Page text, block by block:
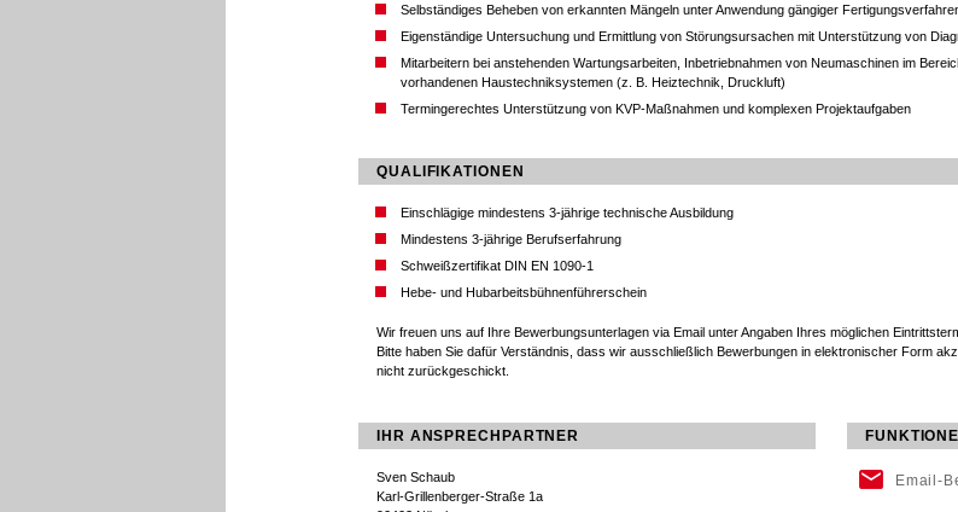
Selbständiges Beheben von erkannten Mängeln unter Anwendung gängiger
Eigenständige Untersuchung und Ermittlung von Störungsursachen mit Unterstützung von
Mitarbeitern bei anstehenden Wartungsarbeiten, Inbetriebnahmen von Neumaschinen im
vorhandenen Haustechniksystemen (z. B. Heiztechnik, Druckluft)
Termingerechtes Unterstützung von KVP-Maßnahmen und komplexen Projektaufgaben
QUALIFIKATIONEN
Einschlägige mindestens 3-jährige technische Ausbildung
Mindestens 3-jährige Berufserfahrung
Schweißzertifikat DIN EN 1090-1
Hebe- und Hubarbeitsbühnenführerschein
Wir freuen uns auf Ihre Bewerbungsunterlagen via Email unter Angaben Ihres möglichen
Bitte haben Sie dafür Verständnis, dass wir ausschließlich Bewerbungen in elektronischer Form
nicht zurückgeschickt.
IHR ANSPRECHPARTNER
Sven Schaub
Karl-Grillenberger-Straße 1a
Email-